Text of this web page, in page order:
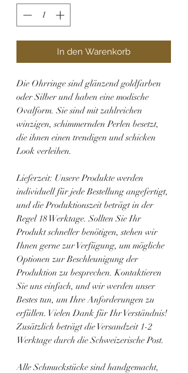
In den Warenkorb
Die Ohrringe sind glänzend goldfarben
oder Silber und haben eine modische
Ovalform. Sie sind mit zahlreichen
winzigen, schimmernden Perlen besetzt,
die ihnen einen trendigen und schicken
Look verleihen.
Lieferzeit: Unsere Produkte werden
individuell für jede Bestellung angefertigt,
und die Produktionszeit beträgt in der
Regel 18 Werktage. Sollten Sie Ihr
Produkt schneller benötigen, stehen wir
Ihnen gerne zur Verfügung, um mögliche
Optionen zur Beschleunigung der
Produktion zu besprechen. Kontaktieren
Sie uns einfach, und wir werden unser
Bestes tun, um Ihre Anforderungen zu
erfüllen. Vielen Dank für Ihr Verständnis!
Zusätzlich beträgt die Versandzeit 1-2
Werktage durch die Schweizerische Post.
Alle Schmuckstücke sind handgemacht,